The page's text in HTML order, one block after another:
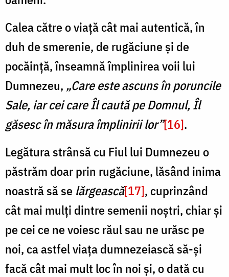
Calea către o viață cât mai autentică, în
duh de smerenie, de rugăciune și de
pocăință, înseamnă împlinirea voii lui
Dumnezeu, „Care este ascuns în poruncile
Sale, iar cei care Îl caută pe Domnul, Îl
găsesc în măsura împlinirii lor”[16].
Legătura strânsă cu Fiul lui Dumnezeu o
păstrăm doar prin rugăciune, lăsând inima
noastră să se lărgească[17], cuprinzând
cât mai mulți dintre semenii noștri, chiar și
pe cei ce ne voiesc răul sau ne urăsc pe
noi, ca astfel viața dumnezeiască să-și
facă cât mai mult loc în noi și, o dată cu